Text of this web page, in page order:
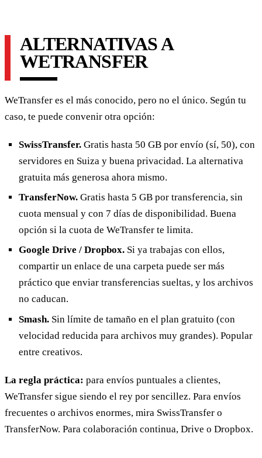
ALTERNATIVAS A
WETRANSFER
WeTransfer es el más conocido, pero no el único. Según tu
caso, te puede convenir otra opción:
SwissTransfer. Gratis hasta 50 GB por envío (sí, 50), con
servidores en Suiza y buena privacidad. La alternativa
gratuita más generosa ahora mismo.
TransferNow. Gratis hasta 5 GB por transferencia, sin
cuota mensual y con 7 días de disponibilidad. Buena
opción si la cuota de WeTransfer te limita.
Google Drive / Dropbox. Si ya trabajas con ellos,
compartir un enlace de una carpeta puede ser más
práctico que enviar transferencias sueltas, y los archivos
no caducan.
Smash. Sin límite de tamaño en el plan gratuito (con
velocidad reducida para archivos muy grandes). Popular
entre creativos.
La regla práctica: para envíos puntuales a clientes,
WeTransfer sigue siendo el rey por sencillez. Para envíos
frecuentes o archivos enormes, mira SwissTransfer o
TransferNow. Para colaboración continua, Drive o Dropbox.